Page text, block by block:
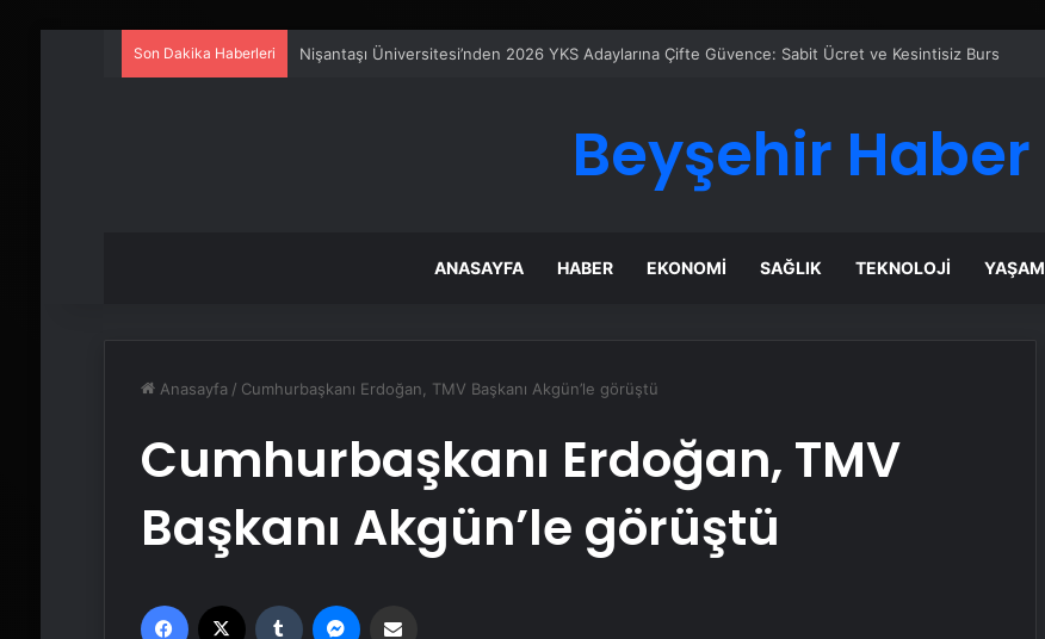
Son Dakika Haberleri 25 Yıllık Miras Davasında Gözler Temmuz Ayındaki Karar Duruşmasına Çevrildi
Beyşehir Haber
ANASAYFA HABER EKONOMI SAĞLIK TEKNOLOJI YAŞAM
Anasayfa / Cumhurbaşkanı Erdoğan, TMV Başkanı Akgün’le görüştü
Cumhurbaşkanı Erdoğan, TMV
Başkanı Akgün’le görüştü
Facebook Tumblr